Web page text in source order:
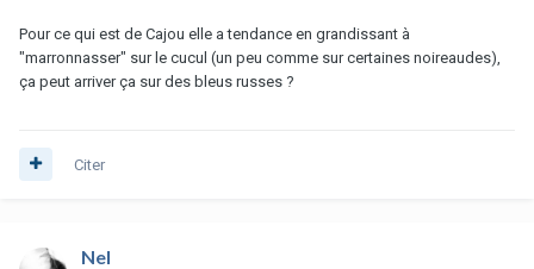
Pour ce qui est de Cajou elle a tendance en grandissant à
"marronnasser" sur le cucul (un peu comme sur certaines noireaudes),
ça peut arriver ça sur des bleus russes ?
Citer
Nel